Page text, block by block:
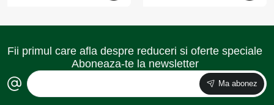
Fii primul care afla despre reduceri si oferte speciale
Aboneaza-te la newsletter
Ma abonez